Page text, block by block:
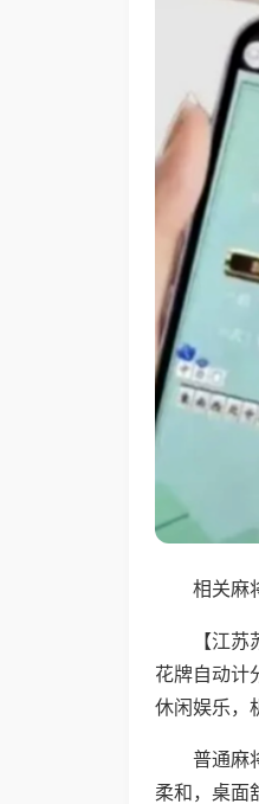
相关麻
【江
花牌自动计
休闲娱乐，
普通麻
柔和，桌面